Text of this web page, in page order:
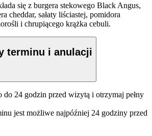
się z burgera stekowego Black Angus,
cheddar, sałaty liściastej, pomidora
i chrupiącego krążka cebuli.
terminu i anulacji
do 24 godzin przed wizytą i otrzymaj pełny
jest możliwe najpóźniej 24 godziny przed